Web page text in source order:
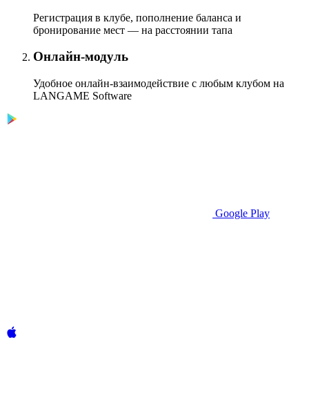
Регистрация в клубе, пополнение баланса и
бронирование мест — на расстоянии тапа
Онлайн-модуль
Удобное онлайн-взаимодействие с любым клубом на
LANGAME Software
Google Play